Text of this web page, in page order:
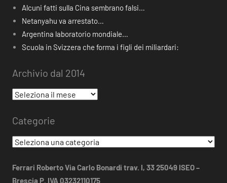
Alcuni fatti sulla Cina sembrano falsi…
Netanyahu va arrestato…
Argentina laboratorio mondiale…
Scuola in Svizzera che forma i figli dei miliardari:
Archivio dal 2014
Archivio
2014
Categorie
Categorie
Ferrari Roberto Via Carlo Bonardi trav. I, 33 25049 ISEO –
Brescia P. IVA 03232110175